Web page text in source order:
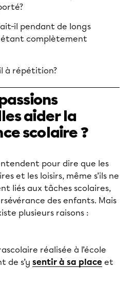
il pendant de longs
étant complètement
à répétition?
aider la
scolaire ?
pour dire que les
et les loisirs, même s’ils ne
liés aux tâches scolaires,
des enfants. Mais
plusieurs raisons :
réalisée à l’école
de s’y sentir à sa place et